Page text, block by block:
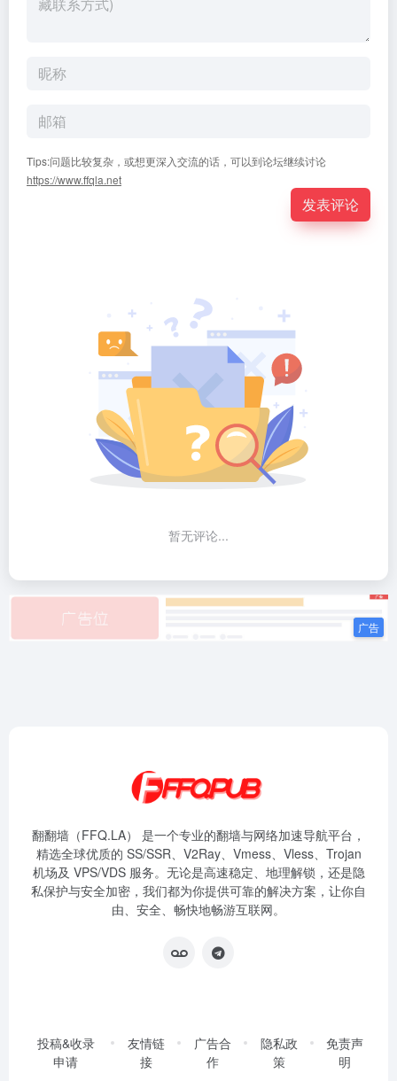
Tips:问题比较复杂，或想更深入交流的话，可以到论坛继续讨论
https://www.ffqla.net
发表评论
暂无评论...
翻翻墙（FFQ.LA） 是一个专业的翻墙与网络加速导航平台，
精选全球优质的 SS/SSR、V2Ray、Vmess、Vless、Trojan
机场及 VPS/VDS 服务。无论是高速稳定、地理解锁，还是隐
私保护与安全加密，我们都为你提供可靠的解决方案，让你自
由、安全、畅快地畅游互联网。
投稿&收录
申请
友情链
接
广告合
作
隐私政
策
免责声
明